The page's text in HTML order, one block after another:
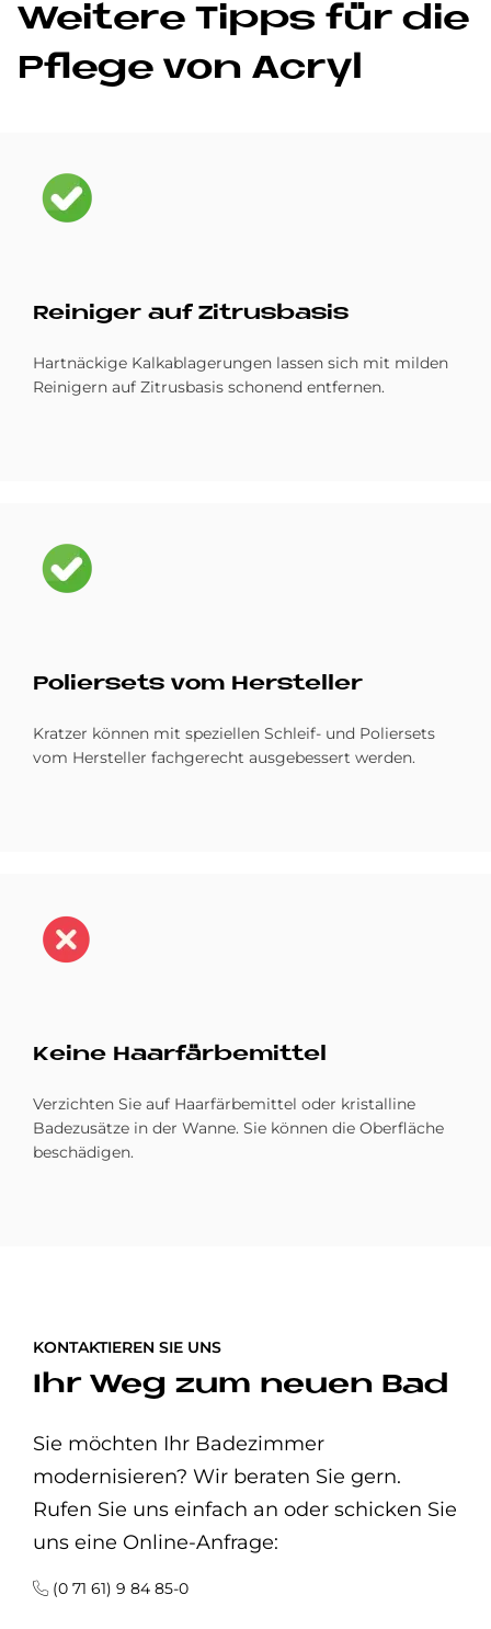
Wei­te­re Tipps für die
Pfle­ge von Acryl
Bild
Rei­ni­ger auf Zi­trus­ba­sis
Hartnäckige Kalkablagerungen lassen sich mit milden
Reinigern auf Zitrusbasis schonend entfernen.
Bild
Po­lier­sets vom Her­stel­ler
Kratzer können mit speziellen Schleif- und Poliersets
vom Hersteller fachgerecht ausgebessert werden.
Bild
Kei­ne Haar­fär­be­mit­tel
Verzichten Sie auf Haarfärbemittel oder kristalline
Badezusätze in der Wanne. Sie können die Oberfläche
beschädigen.
KONTAKTIEREN SIE UNS
Ihr Weg zum neuen Bad
Sie möchten Ihr Badezimmer
modernisieren? Wir beraten Sie gern.
Rufen Sie uns einfach an oder schicken Sie
uns eine Online-Anfrage:
(0 71 61) 9 84 85-0